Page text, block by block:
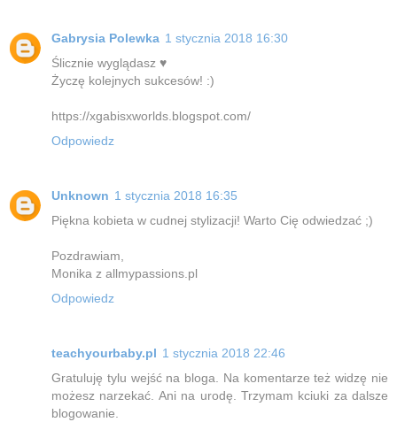
Gabrysia Polewka 1 stycznia 2018 16:30
Ślicznie wyglądasz ♥
Życzę kolejnych sukcesów! :)
https://xgabisxworlds.blogspot.com/
Odpowiedz
Unknown 1 stycznia 2018 16:35
Piękna kobieta w cudnej stylizacji! Warto Cię odwiedzać ;)
Pozdrawiam,
Monika z allmypassions.pl
Odpowiedz
teachyourbaby.pl 1 stycznia 2018 22:46
Gratuluję tylu wejść na bloga. Na komentarze też widzę nie
możesz narzekać. Ani na urodę. Trzymam kciuki za dalsze
blogowanie.